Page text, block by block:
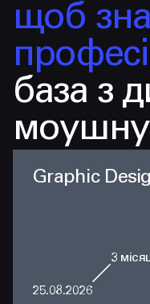
щоб
база з
моушну,
Graphic
25.08.2026
3